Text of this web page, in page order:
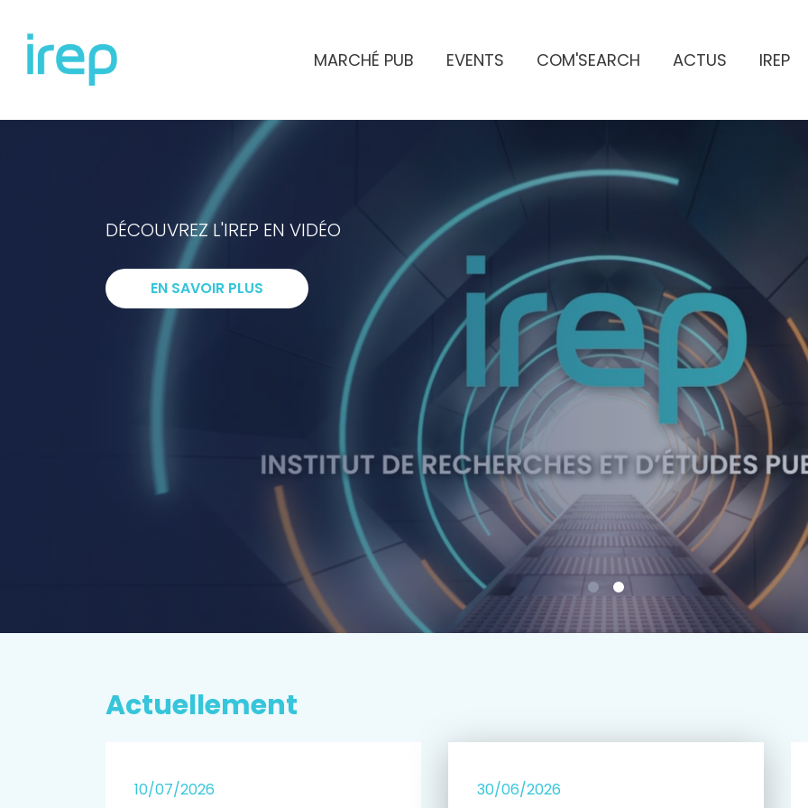
MARCHÉ PUB EVENTS COM'SEARCH ACTUS IREP
INSTITUT DE RECHERCHES ET D'ETUDES PUBLICITAIRES
Intelligence
echerche
xpertise
rospective
DÉCOUVREZ L'IREP EN VIDÉO
EN SAVOIR PLUS
Actuellement
10/07/2026
30/06/2026